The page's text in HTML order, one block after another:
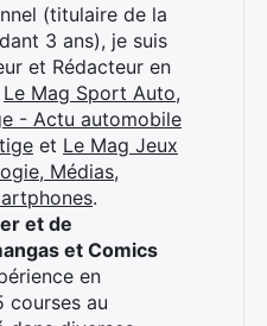
(titulaire de la
3 ans), je suis
et Rédacteur en
Le Mag Sport Auto,
- Actu automobile
et Le Mag Jeux
Médias,
.
et de
et Comics
en
courses au